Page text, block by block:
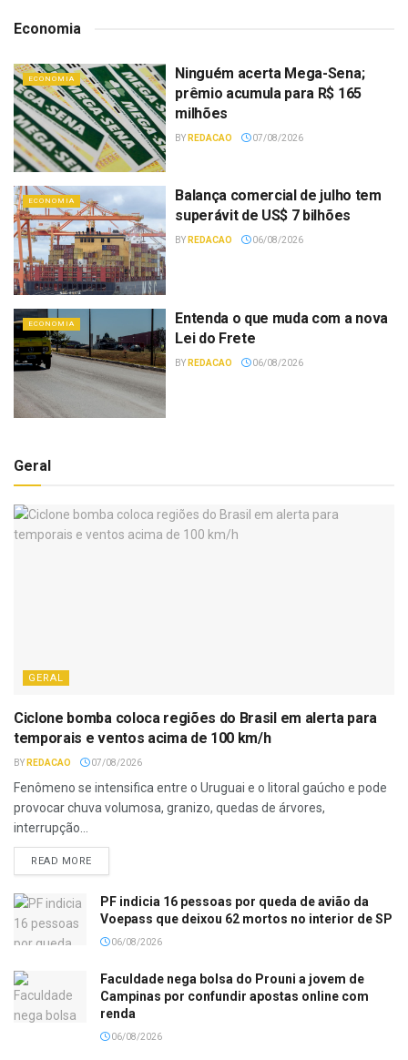
Economia
ECONOMIA
Ninguém acerta Mega-Sena;
prêmio acumula para R$ 165
milhões
BY REDACAO 07/08/2026
ECONOMIA
Balança comercial de julho tem
superávit de US$ 7 bilhões
BY REDACAO 06/08/2026
ECONOMIA
Entenda o que muda com a nova
Lei do Frete
BY REDACAO 06/08/2026
Geral
GERAL
Ciclone bomba coloca regiões do Brasil em alerta para
temporais e ventos acima de 100 km/h
BY REDACAO 07/08/2026
Fenômeno se intensifica entre o Uruguai e o litoral gaúcho e pode
provocar chuva volumosa, granizo, quedas de árvores,
interrupção...
READ MORE
PF indicia 16 pessoas por queda de avião da
Voepass que deixou 62 mortos no interior de SP
06/08/2026
Faculdade nega bolsa do Prouni a jovem de
Campinas por confundir apostas online com
renda
06/08/2026